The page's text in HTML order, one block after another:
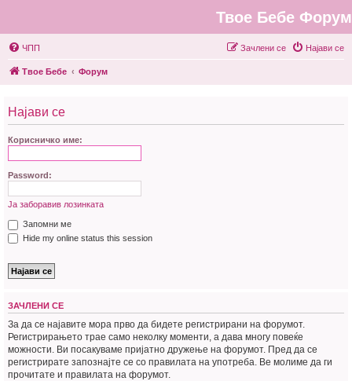
Твое Бебе Форум
ЧПП Најави се
Зачлени се
Твое Бебе Форум
Најави се
Корисничко име:
Password:
Ја заборавив лозинката
Запомни ме
Hide my online status this session
ЗАЧЛЕНИ СЕ
За да се најавите мора прво да бидете регистрирани на форумот.
Регистрирањето трае само неколку моменти, а дава многу повеќе
можности. Ви посакуваме пријатно дружење на форумот. Пред да се
регистрирате запознајте се со правилата на употреба. Ве молиме да ги
прочитате и правилата на форумот.